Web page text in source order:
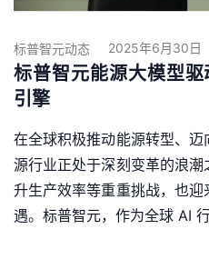
标普智元动态 2025年6月30日
标普智元能源大模型
引擎
在全球积极推动能源转型、
源行业正处于深刻变革的浪
升生产效率等重重挑战，也
遇。标普智元，作为全球 AI